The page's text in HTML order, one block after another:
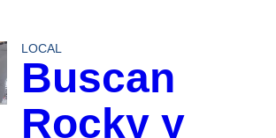
LOCAL
Buscan
Rocky y